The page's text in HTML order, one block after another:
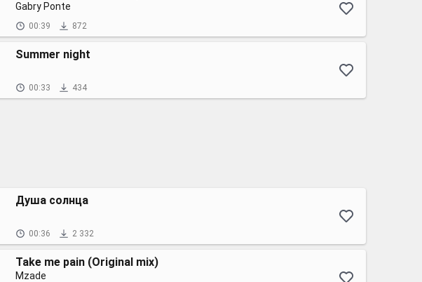
Gabry Ponte
00:39 872
Summer night
00:33 434
Душа солнца
00:36 2 332
Take me pain (Original mix)
Mzade